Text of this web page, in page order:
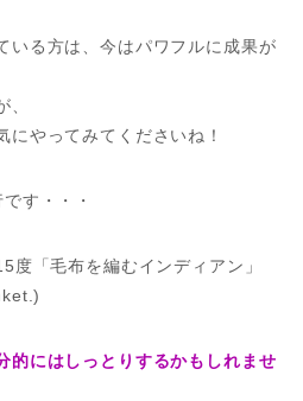
いる方は、今はパワフルに成果が
にやってみてくださいね！
す・・・
度「毛布を編むインディアン」
的にはしっとりするかもしれませ